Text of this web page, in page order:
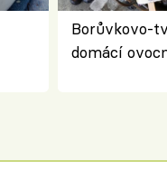
Borůvkovo-
domácí